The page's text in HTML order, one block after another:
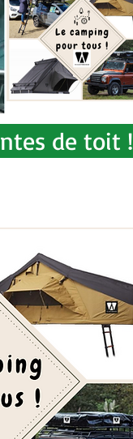
de toit !